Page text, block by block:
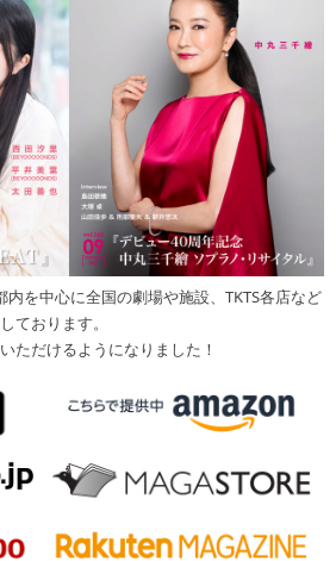
を中心に全国の劇場や施設、TKTS各店など
ております。
ただけるようになりました！